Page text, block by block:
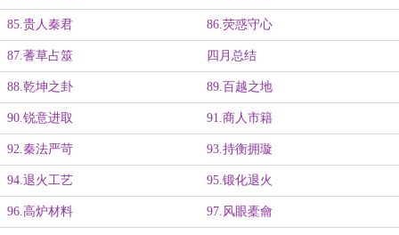
85.贵人秦君 86.荧惑守心
87.蓍草占筮 四月总结
88.乾坤之卦 89.百越之地
90.锐意进取 91.商人市籍
92.秦法严苛 93.持衡拥璇
94.退火工艺 95.锻化退火
96.高炉材料 97.风眼橐龠